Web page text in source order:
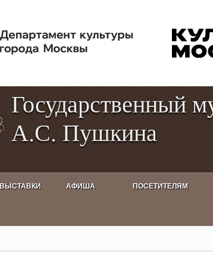
contrast
Государственный
А.С. Пушкина
ВЫСТАВКИ АФИША ПОСЕТИТЕЛЯМ